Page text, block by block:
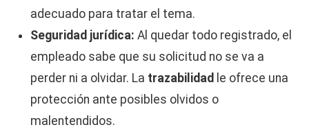
adecuado para tratar el tema.
Seguridad jurídica: Al quedar todo registrado, el
empleado sabe que su solicitud no se va a
perder ni a olvidar. La trazabilidad le ofrece una
protección ante posibles olvidos o
malentendidos.